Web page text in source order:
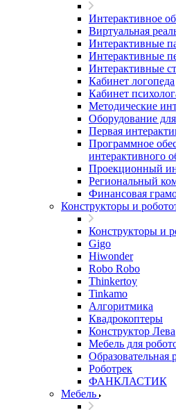
Интерактивное
Виртуальная
Интерактивные
Интерактивные
Интерактивные
Кабинет логопеда
Кабинет
Методические
Оборудование
Первая
Программное
интерактивного
Проекционный
Региональный
Финансовая
Конструкторы и
Конструкторы и
Gigo
Hiwonder
Robo Robo
Thinkertoy
Tinkamo
Алгоритмика
Квадрокоптеры
Конструктор Лева
Мебель для
Образовательная
Роботрек
ФАНКЛАСТИК
Мебель